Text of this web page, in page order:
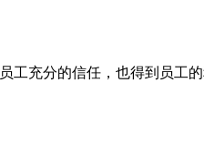
充分的信任，也得到员工的